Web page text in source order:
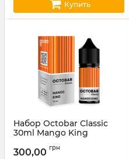
Купить
Набор Octobar Classic
30ml Mango King
300,00 грн